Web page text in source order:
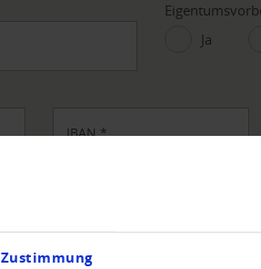
Zustimmung
Ja
IBAN*